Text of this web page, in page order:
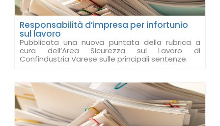
Responsabilità d’impresa per infortunio
sul lavoro
Pubblicata una nuova puntata della rubrica a
cura dell’Area Sicurezza sul Lavoro di
Confindustria Varese sulle principali sentenze.